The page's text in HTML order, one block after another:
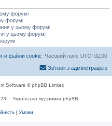
форумі
форумі
у цьому форумі
у цьому форумі
Часовий пояс UTC+02:00
файли cookie
Зв'язок з адміністрацією
Software © phpBB Limited
Українська підтримка phpBB
| Умови